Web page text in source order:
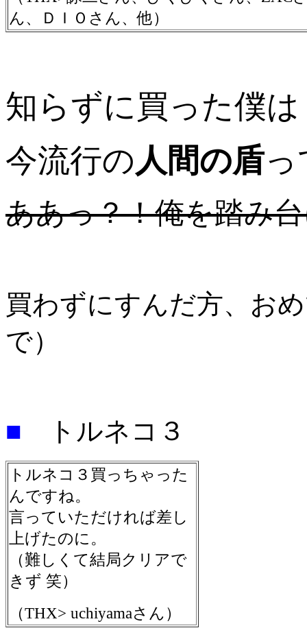
ん、ＤＩＯさん、他）
知らずに買った僕は
今流行の人間の盾
ああっ？！俺を踏み
買わずにすんだ方、お
で）
■ トルネコ３
トルネコ３買っちゃった
んですね。
言っていただければ差し
上げたのに。
（難しくて結局クリアで
きず 笑）
（THX> uchiyamaさん）